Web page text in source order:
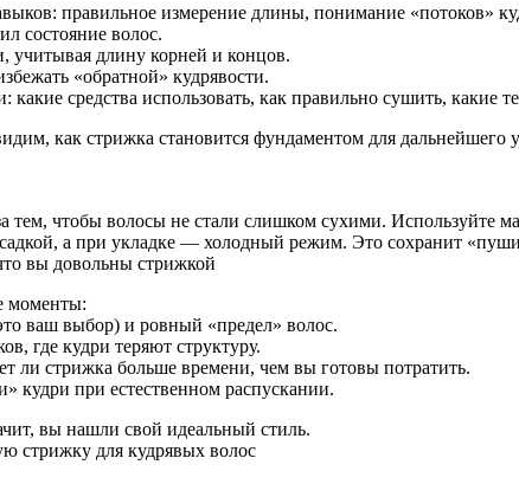
правильное измерение длины, понимание «потоков»
состояние волос.
учитывая длину корней и концов.
«обратной» кудрявости.
какие средства использовать, как правильно сушить, какие
как стрижка становится фундаментом для дальнейшего
тем, чтобы волосы не стали слишком сухими.
а при укладке — холодный режим. Это сохранит
вы довольны стрижкой
моменты:
ваш выбор) и ровный «предел» волос.
где кудри теряют структуру.
ли стрижка больше времени, чем вы готовы потратить.
кудри при естественном распускании.
вы нашли свой идеальный стиль.
стрижку для кудрявых волос